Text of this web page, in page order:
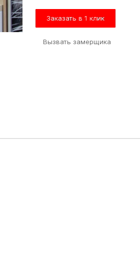
Заказать в 1 клик
Вызвать замерщика